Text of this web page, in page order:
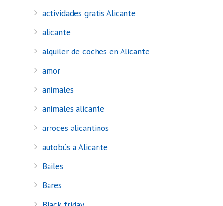
actividades gratis Alicante
alicante
alquiler de coches en Alicante
amor
animales
animales alicante
arroces alicantinos
autobús a Alicante
Bailes
Bares